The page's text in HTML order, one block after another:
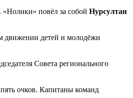
. «Нолики» повёл за собой Нурсултан
движении детей и молодёжи
Совета регионального
очков. Капитаны команд